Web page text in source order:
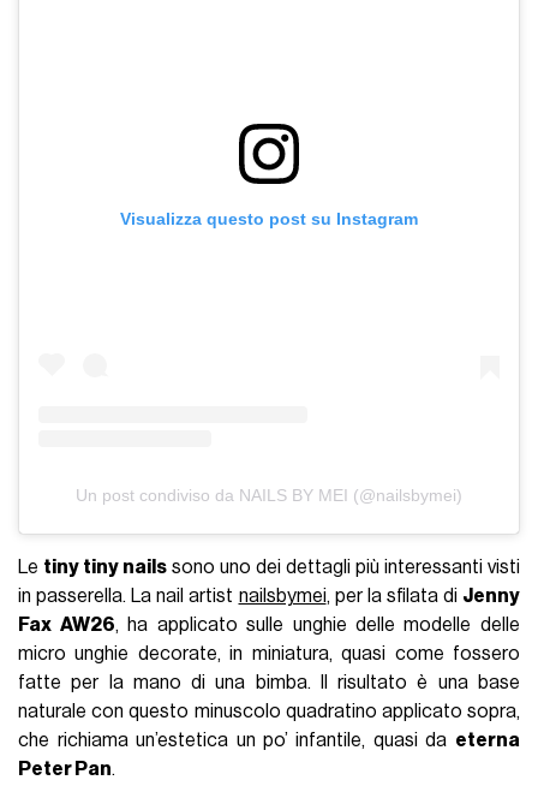
Visualizza questo post su Instagram
Un post condiviso da NAILS BY MEI (@nailsbymei)
Le tiny tiny nails sono uno dei dettagli più interessanti visti
in passerella. La nail artist nailsbymei, per la sfilata di Jenny
Fax AW26, ha applicato sulle unghie delle modelle delle
micro unghie decorate, in miniatura, quasi come fossero
fatte per la mano di una bimba. Il risultato è una base
naturale con questo minuscolo quadratino applicato sopra,
che richiama un’estetica un po’ infantile, quasi da eterna
Peter Pan.